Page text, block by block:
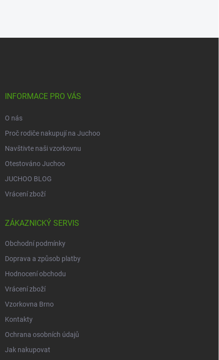
INFORMACE PRO VÁS
O nás
Proč rodiče nakupují na Juchoo
Navštivte naši vzorkovnu
Otestováno Juchoo
JUCHOO BLOG
Vrácení zboží
ZÁKAZNICKÝ SERVIS
Obchodní podmínky
Doprava a způsob platby
Hodnocení obchodu
Vrácení zboží
Vzorkovna Brno
Kontakty
Ochrana osobních údajů
Jak nakupovat